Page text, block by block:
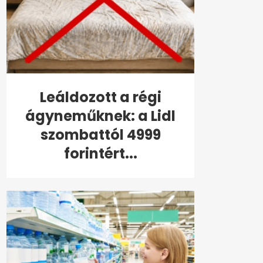
Leáldozott a régi
ágyneműknek: a Lidl
szombattól 4999
forintért...